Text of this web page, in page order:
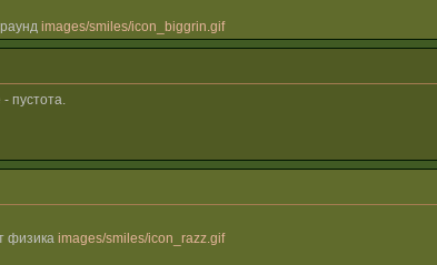
images/smiles/icon_biggrin.gif
пустота.
физика images/smiles/icon_razz.gif